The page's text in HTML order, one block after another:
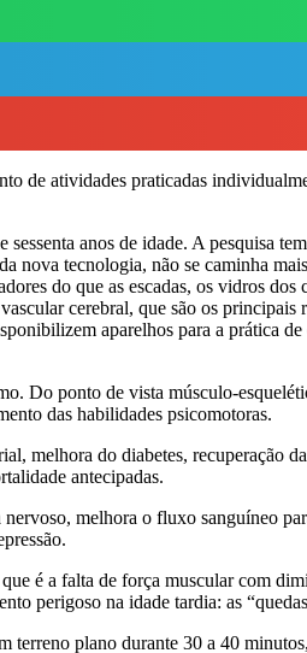
de atividades praticadas
anos de idade. A pesquisa
tecnologia, não se caminha
do que as escadas, os vidros dos
cerebral, que são os
aparelhos para a prática
Do ponto de vista músculo-
das habilidades psicomotoras.
melhora do diabetes, recuperação
antecipadas.
melhora o fluxo sanguíneo
é a falta de força muscular com
perigoso na idade tardia: as
plano durante 30 a 40